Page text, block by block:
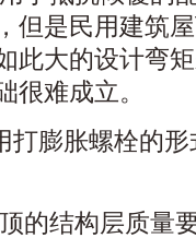
但是民用建筑
此大的设计弯
很难成立。
打膨胀螺栓的
的结构层质量